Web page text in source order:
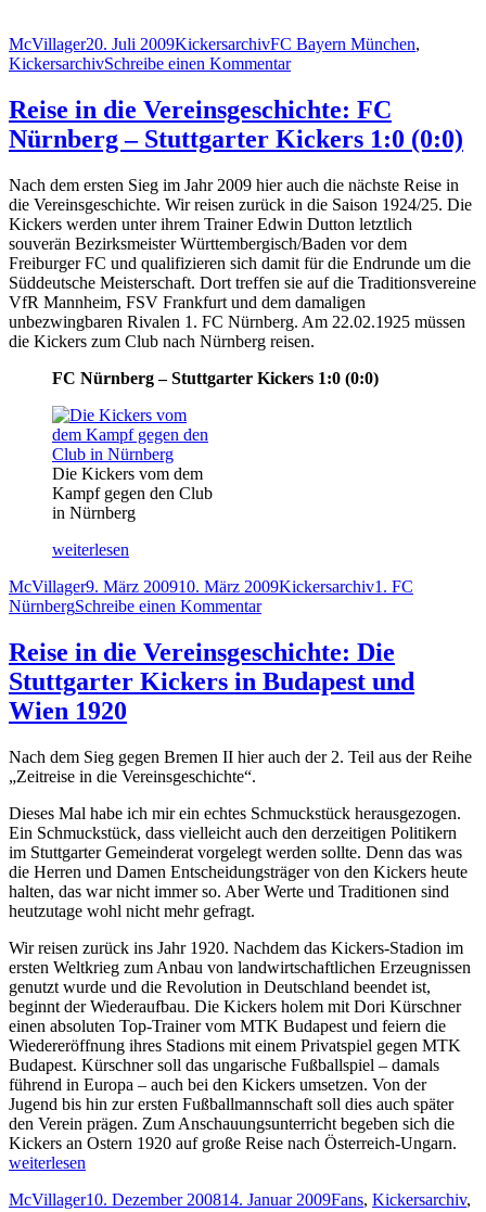
Autor
McVillagerVeröffentlicht
am
20. Juli 2009Kategorien
KickersarchivSchlagwörter
FC Bayern München,
KickersarchivSchreibe einen Kommentarzu
Bayern
München
–
Kickers
historisch
Reise in die Vereinsgeschichte: FC
Nürnberg – Stuttgarter Kickers 1:0 (0:0)
Nach dem ersten Sieg im Jahr 2009 hier auch die nächste Reise in
die Vereinsgeschichte. Wir reisen zurück in die Saison 1924/25. Die
Kickers werden unter ihrem Trainer Edwin Dutton letztlich
souverän Bezirksmeister Württembergisch/Baden vor dem
Freiburger FC und qualifizieren sich damit für die Endrunde um die
Süddeutsche Meisterschaft. Dort treffen sie auf die Traditionsvereine
VfR Mannheim, FSV Frankfurt und dem damaligen
unbezwingbaren Rivalen 1. FC Nürnberg. Am 22.02.1925 müssen
die Kickers zum Club nach Nürnberg reisen.
FC Nürnberg – Stuttgarter Kickers 1:0 (0:0)
Die Kickers vom dem
Kampf gegen den Club
in Nürnberg
„Reise
die
Vereinsgeschichte:
Nürnberg
–
Stuttgarter
Kickers
1:0
weiterlesen
Autor
McVillagerVeröffentlicht
am
9. März 200910. März 2009Kategorien
KickersarchivSchlagwörter
1. FC
NürnbergSchreibe einen Kommentarzu
die
Vereinsgeschichte:
Stuttgarter
(0:0)
Reise in die Vereinsgeschichte: Die
Stuttgarter Kickers in Budapest und
Wien 1920
Nach dem Sieg gegen Bremen II hier auch der 2. Teil aus der Reihe
„Zeitreise in die Vereinsgeschichte“.
Dieses Mal habe ich mir ein echtes Schmuckstück herausgezogen.
Ein Schmuckstück, dass vielleicht auch den derzeitigen Politikern
im Stuttgarter Gemeinderat vorgelegt werden sollte. Denn das was
die Herren und Damen Entscheidungsträger von den Kickers heute
halten, das war nicht immer so. Aber Werte und Traditionen sind
heutzutage wohl nicht mehr gefragt.
Wir reisen zurück ins Jahr 1920. Nachdem das Kickers-Stadion im
ersten Weltkrieg zum Anbau von landwirtschaftlichen Erzeugnissen
genutzt wurde und die Revolution in Deutschland beendet ist,
beginnt der Wiederaufbau. Die Kickers holem mit Dori Kürschner
einen absoluten Top-Trainer vom MTK Budapest und feiern die
Wiedereröffnung ihres Stadions mit einem Privatspiel gegen MTK
Budapest. Kürschner soll das ungarische Fußballspiel – damals
führend in Europa – auch bei den Kickers umsetzen. Von der
Jugend bis hin zur ersten Fußballmannschaft soll dies auch später
den Verein prägen. Zum Anschauungsunterricht begeben sich die
Kickers an Ostern 1920 auf große Reise nach Österreich-Ungarn.
weiterlesen
Autor
McVillagerVeröffentlicht
10. Dezember 200814. Januar 2009Kategorien
Fans, Kickersarchiv,